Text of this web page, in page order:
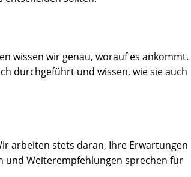
wissen wir genau, worauf es ankommt.
durchgeführt und wissen, wie sie auch
arbeiten stets daran, Ihre Erwartungen
und Weiterempfehlungen sprechen für